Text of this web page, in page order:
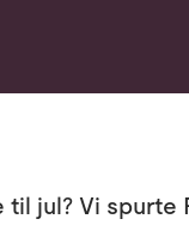
jul? Vi spurte